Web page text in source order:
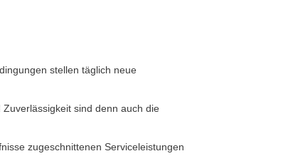
stellen täglich neue
sind denn auch die
zugeschnittenen Serviceleistungen